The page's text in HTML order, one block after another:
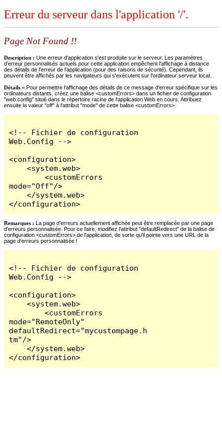
Erreur du serveur dans l'application '/'.
Page Not Found !!
Description : Une erreur d'application s'est produite sur le serveur. Les paramètres
d'erreur personnalisés actuels pour cette application empêchent l'affichage à distance
des détails de l'erreur de l'application (pour des raisons de sécurité). Cependant, ils
peuvent être affichés par les navigateurs qui s'exécutent sur l'ordinateur serveur local.
Détails = Pour permettre l'affichage des détails de ce message d'erreur spécifique sur les
ordinateurs distants, créez une balise <customErrors> dans un fichier de configuration
"web.config" situé dans le répertoire racine de l'application Web en cours. Attribuez
ensuite la valeur "off" à l'attribut "mode" de cette balise <customErrors>.
<!-- Fichier de configuration
Web.Config -->
<configuration>
    <system.web>
        <customErrors
mode="Off"/>
    </system.web>
</configuration>
Remarques : La page d'erreurs actuellement affichée peut être remplacée par une page
d'erreurs personnalisée. Pour ce faire, modifiez l'attribut "defaultRedirect" de la balise de
configuration <customErrors> de l'application, de sorte qu'il pointe vers une URL de la
page d'erreurs personnalisée !
<!-- Fichier de configuration
Web.Config -->
<configuration>
    <system.web>
        <customErrors
mode="RemoteOnly"
defaultRedirect="mycustompage.h
tm"/>
    </system.web>
</configuration>